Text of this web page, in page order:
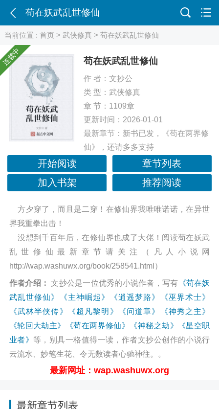
苟在妖武乱世修仙
当前位置 :首页 >武侠修真 > 苟在妖武乱世修仙
连载中 苟在妖武乱世修仙
作 者： 文抄公
类 型： 武侠修真
章 节：1109章
更新时间：2026-01-01
最新章节： 新书已发，《苟在两界修
仙》，还请多多支持
开始阅读
章节列表
加入书架
推荐阅读
方夕穿了，而且是二穿！在修仙界我唯唯诺诺，在异世
界我重拳出击！
没想到千百年后，在修仙界也成了大佬！阅读苟在妖武
乱世修仙最新章节请关注（凡人小说网
http://wap.washuwx.org/book/258541.html）
作者介绍： 文抄公是一位优秀的小说作者，写有 《苟在妖
武乱世修仙》
《主神崛起》 《逍遥梦路》
《巫界术士》
《武林半侠传》
《超凡黎明》 《问道章》
《神秀之主》
《轮回大劫主》
《苟在两界修仙》 《神秘之劫》
《星空职
业者》 等，别具一格值得一读，作者文抄公创作的小说行
云流水、妙笔生花、令无数读者心驰神往。。
最新网址：wap.washuwx.org
最新章节列表